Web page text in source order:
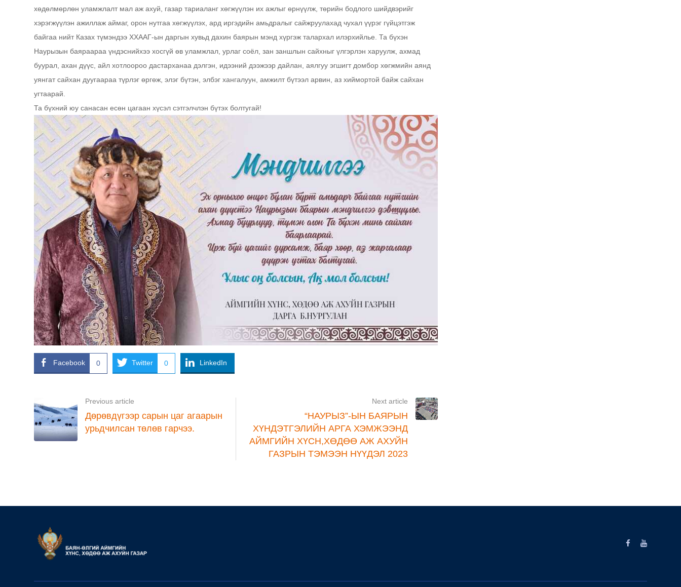
хөдөлмөрлөн уламжлалт мал аж ахуй, газар тариаланг хөгжүүлэн их ажлыг өрнүүлж, төрийн бодлого шийдвэрийг
хэрэгжүүлэн ажиллаж аймаг, орон нутгаа хөгжүүлэх, ард иргэдийн амьдралыг сайжруулахад чухал үүрэг гүйцэтгэж
байгаа нийт Казах түмэндээ ХХААГ-ын даргын хувьд дахин баярын мэнд хүргэж талархал илэрхийлье. Та бүхэн
Наурызын баяраараа үндэснийхээ хосгүй өв уламжлал, урлаг соёл, зан заншлын сайхныг үлгэрлэн харуулж, ахмад
буурал, ахан дүүс, айл хотлоороо дастарханаа дэлгэн, идээний дээжээр дайлан, аялгуу эгшигт домбор хөгжмийн аянд
уянгат сайхан дуугаараа түрлэг өргөж, элэг бүтэн, элбэг хангалуун, амжилт бүтээл арвин, аз хиймортой байж сайхан
угтаарай.
Та бүхний юу санасан есөн цагаан хүсэл сэтгэлчлэн бүтэх болтугай!
Facebook 0 Twitter 0 LinkedIn
Previous article
Дөрөвдүгээр сарын цаг агаарын
урьдчилсан төлөв гарчээ.
Next article
“НАУРЫЗ”-ЫН БАЯРЫН
ХҮНДЭТГЭЛИЙН АРГА ХЭМЖЭЭНД
АЙМГИЙН ХҮСН,ХӨДӨӨ АЖ АХУЙН
ГАЗРЫН ТЭМЭЭН НҮҮДЭЛ 2023